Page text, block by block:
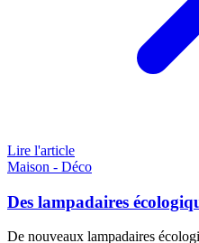
Lire l'article
Maison - Déco
Des lampadaires
De nouveaux lampadaires